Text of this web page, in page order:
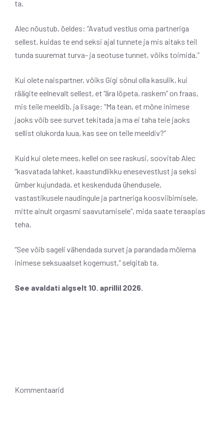
ta.
Alec nõustub, öeldes: “Avatud vestlus oma partneriga
sellest, kuidas te end seksi ajal tunnete ja mis aitaks teil
tunda suuremat turva- ja seotuse tunnet, võiks toimida.”
Kui olete naispartner, võiks Gigi sõnul olla kasulik, kui
räägite eelnevalt sellest, et “ära lõpeta, raskem” on fraas,
mis teile meeldib, ja lisage: “Ma tean, et mõne inimese
jaoks võib see survet tekitada ja ma ei taha teie jaoks
sellist olukorda luua, kas see on teile meeldiv?”
Kuid kui olete mees, kellel on see raskusi, soovitab Alec
“kasvatada lahket, kaastundlikku enesevestlust ja seksi
ümber kujundada, et keskenduda ühendusele,
vastastikusele naudingule ja partneriga koosviibimisele,
mitte ainult orgasmi saavutamisele”, mida saate teraapias
teha.
“See võib sageli vähendada survet ja parandada mõlema
inimese seksuaalset kogemust,” selgitab ta.
See avaldati algselt 10. aprillil 2026.
Kommentaarid